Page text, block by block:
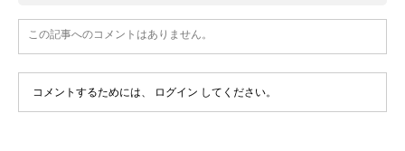
この記事へのコメントはありません。
コメントするためには、 ログイン してください。